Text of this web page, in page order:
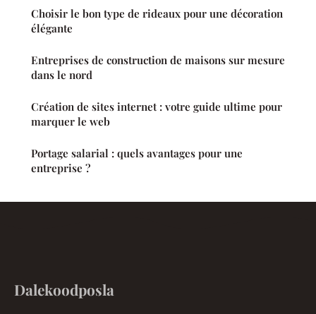
Choisir le bon type de rideaux pour une décoration
élégante
Entreprises de construction de maisons sur mesure
dans le nord
Création de sites internet : votre guide ultime pour
marquer le web
Portage salarial : quels avantages pour une
entreprise ?
Dalekoodposla